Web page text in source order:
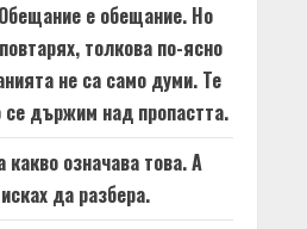
е обещание. Но
толкова по-ясно
не са само думи. Те
се държим над пропастта.
какво означава това. А
да разбера.